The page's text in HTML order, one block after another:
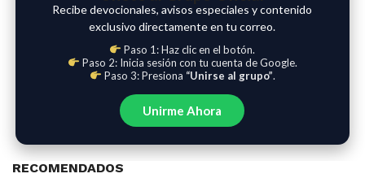
Recibe devocionales, avisos especiales y contenido
exclusivo directamente en tu correo.
Paso 1: Haz clic en el botón.
Paso 2: Inicia sesión con tu cuenta de Google.
Paso 3: Presiona “Unirse al grupo”.
Unirme Ahora
RECOMENDADOS